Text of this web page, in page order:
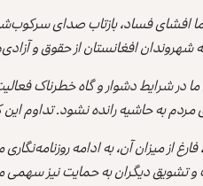
افشای فساد، بازتاب صدای
افغانستان از حقوق و
ما در شرایط دشوار و گاه خطرناک
مردم به حاشیه رانده نشود. تداوم
از میزان آن، به ادامه
تشویق دیگران به حمایت نیز سهمی